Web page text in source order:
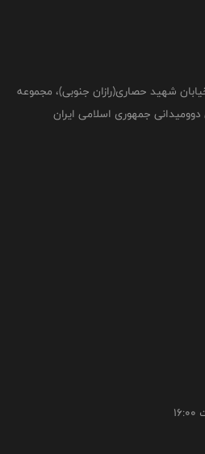
شهید حصاری(رازان جنوبی)، مجموعه
جمهوری اسلامی ایران